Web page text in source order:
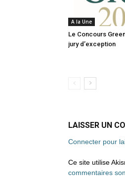
A la Une
Le Concours
jury d’exception
LAISSER UN
Connecter pour
Ce site utilise
commentaires